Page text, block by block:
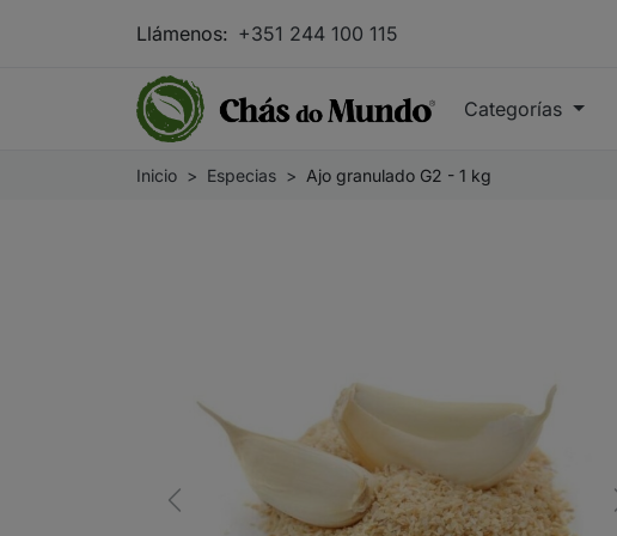
Llámenos: +351 244 100 115
Categorías
Inicio Especias Ajo granulado G2 - 1 kg
Previous